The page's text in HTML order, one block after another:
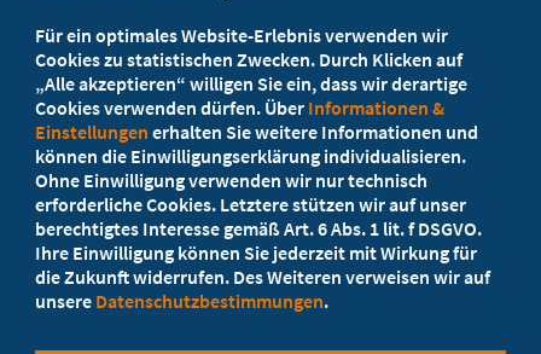
Ihr Landesverband berät Sie!
Ansprechpartner
Werden Sie jetzt Mitglied
5 Vorteile einer MB-Mitgliedschaft
Für ein optimales Website-Erlebnis verwenden wir
Cookies zu statistischen Zwecken. Durch Klicken auf
„Alle akzeptieren“ willigen Sie ein, dass wir derartige
Cookies verwenden dürfen. Über Informationen &
Einstellungen erhalten Sie weitere Informationen und
können die Einwilligungserklärung individualisieren.
Ohne Einwilligung verwenden wir nur technisch
erforderliche Cookies. Letztere stützen wir auf unser
berechtigtes Interesse gemäß Art. 6 Abs. 1 lit. f DSGVO.
Ihre Einwilligung können Sie jederzeit mit Wirkung für
die Zukunft widerrufen. Des Weiteren verweisen wir auf
unsere Datenschutzbestimmungen.